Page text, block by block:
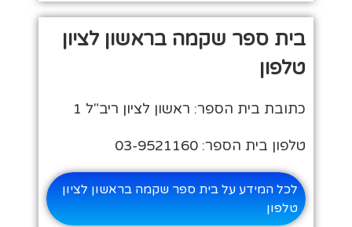
בית ספר שקמה בראשון לציון
טלפון
כתובת בית הספר: ראשון לציון ריב"ל 1
טלפון בית הספר: 03-9521160
לכל המידע על בית ספר שקמה בראשון לציון
טלפון